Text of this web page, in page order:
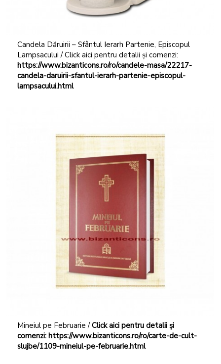
Candela Dăruirii – Sfântul Ierarh Partenie, Episcopul
Lampsacului / Click aici pentru detalii și comenzi:
https://www.bizanticons.ro/ro/candele-masa/22217-
candela-daruirii-sfantul-ierarh-partenie-episcopul-
lampsacului.html
Mineiul pe Februarie /Click aici pentru detalii și
comenzi: https://www.bizanticons.ro/ro/carte-de-cult-
slujbe/1109-mineiul-pe-februarie.html